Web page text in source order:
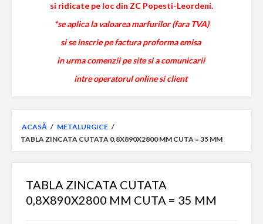
si ridicate pe loc din ZC Popesti-Leordeni.
*se aplica la valoarea marfurilor (fara TVA)
si se inscrie pe factura proforma emisa
in urma comenzii pe site si a comunicarii
intre operatorul online si client
ACASĂ / METALURGICE /
TABLA ZINCATA CUTATA 0,8X890X2800 MM CUTA = 35 MM
TABLA ZINCATA CUTATA
0,8X890X2800 MM CUTA = 35 MM